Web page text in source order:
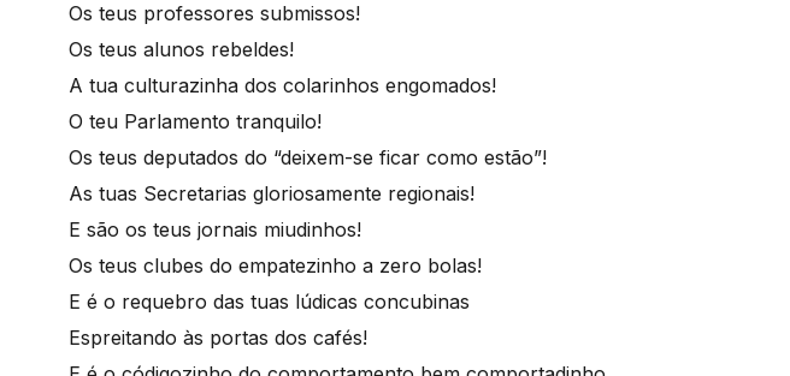
Os teus professores submissos!
Os teus alunos rebeldes!
A tua culturazinha dos colarinhos engomados!
O teu Parlamento tranquilo!
Os teus deputados do “deixem-se ficar como estão”!
As tuas Secretarias gloriosamente regionais!
E são os teus jornais miudinhos!
Os teus clubes do empatezinho a zero bolas!
E é o requebro das tuas lúdicas concubinas
Espreitando às portas dos cafés!